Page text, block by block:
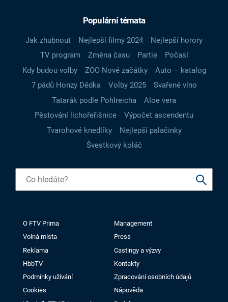
Populární témata
Jak zhubnout Nejlepší filmy 2024
Nejlepší horory
TV program
Změna času Partie
Počasí
Kdy budou volby
ZOO Nové začátky
Auto – katalog
7 pádů Honzy Dědka
Volby 2025
Svařené víno
Tatarák podle Pohlreicha
Aloe vera
Pěstování lichořeřišnice
Výpočet ascendentu
Tvarohové knedlíky
Nejlepší palačinky
Švestkový koláč
O FTV Prima
Management
Volná místa
Press
Reklama
Castingy a výzvy
HbbTV
Kontakty
Podmínky užívání
Zpracování osobních údajů
Cookies
Nápověda